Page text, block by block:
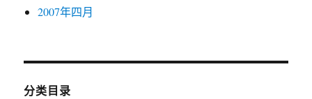
2007年四月
分类目录